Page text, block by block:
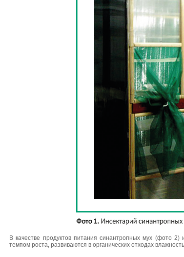
В качестве продуктов питания синантропных мух (фото
темпом роста, развиваются в органических отходах